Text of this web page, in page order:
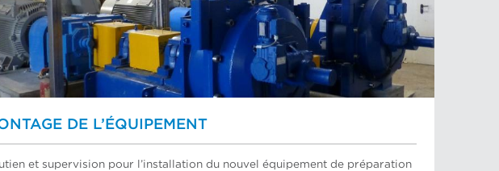
DE L’ÉQUIPEMENT
et supervision pour l’installation du nouvel équipement de préparation